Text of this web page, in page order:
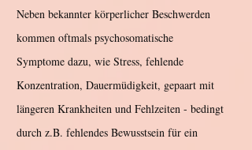
Neben bekannter körperlicher Beschwerden
kommen oftmals psychosomatische
Symptome dazu, wie Stress, fehlende
Konzentration, Dauermüdigkeit, gepaart mit
längeren Krankheiten und Fehlzeiten - bedingt
durch z.B. fehlendes Bewusstsein für ein